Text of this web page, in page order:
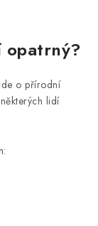
opatrný?
o přírodní
lidí